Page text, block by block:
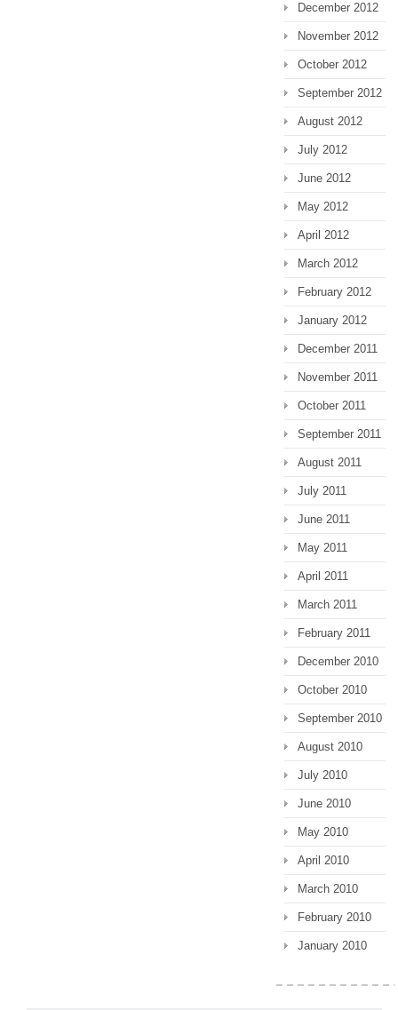
December 2012
November 2012
October 2012
September 2012
August 2012
July 2012
June 2012
May 2012
April 2012
March 2012
February 2012
January 2012
December 2011
November 2011
October 2011
September 2011
August 2011
July 2011
June 2011
May 2011
April 2011
March 2011
February 2011
December 2010
October 2010
September 2010
August 2010
July 2010
June 2010
May 2010
April 2010
March 2010
February 2010
January 2010